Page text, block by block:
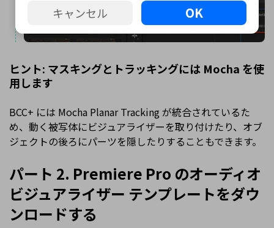
ヒント: マスキングとトラッキングには Mocha を使
用します
BCC+ には Mocha Planar Tracking が統合されているた
め、動く被写体にビジュアライザーを取り付けたり、オブ
ジェクトの後ろにパーツを隠したりすることもできます。
パート 2. Premiere Pro のオーディオ
ビジュアライザー テンプレートをダウ
ンロードする
キャンセル OK